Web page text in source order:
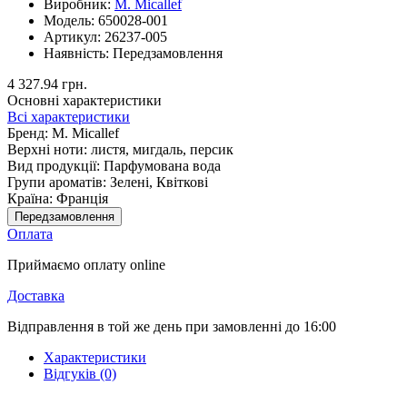
Виробник: M. Micallef
Модель: 650028-001
Артикул: 26237-005
Наявність: Передзамовлення
4 327.94 грн.
Основні характеристики
Всі характеристики
Бренд: M. Micallef
Верхні ноти: листя, мигдаль, персик
Вид продукції: Парфумована вода
Групи ароматів: Зелені, Квіткові
Країна: Франція
Передзамовлення
Оплата
Приймаємо оплату online
Доставка
Відправлення в той же день при замовленні до 16:00
Характеристики
Відгуків (0)